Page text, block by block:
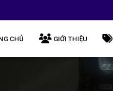
CHỦ GIỚI THIỆU